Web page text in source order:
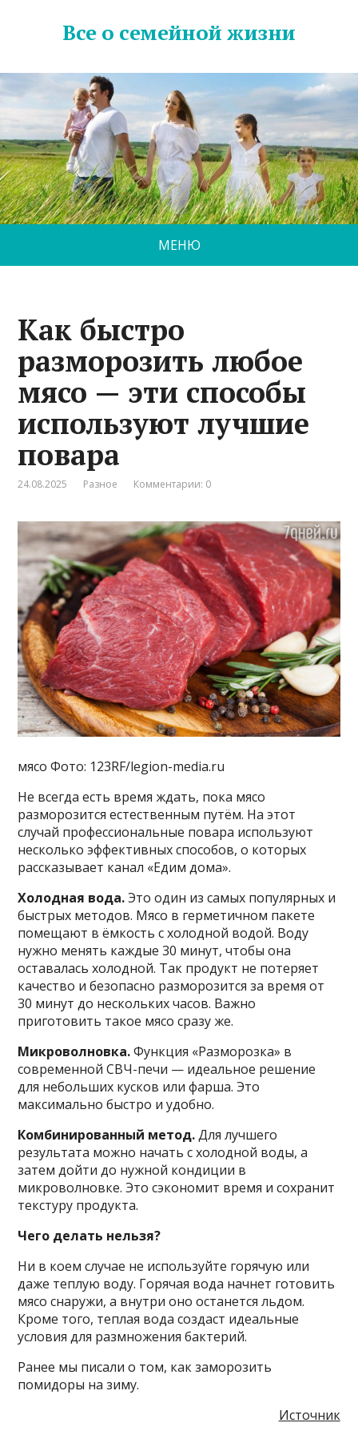
Все о семейной жизни
МЕНЮ
Как быстро
разморозить любое
мясо — эти способы
используют лучшие
повара
24.08.2025 Разное Комментарии: 0
мясо Фото: 123RF/legion-media.ru
Не всегда есть время ждать, пока мясо
разморозится естественным путём. На этот
случай профессиональные повара используют
несколько эффективных способов, о которых
рассказывает канал «Едим дома».
Холодная вода.Это один из самых популярных и
быстрых методов. Мясо в герметичном пакете
помещают в ёмкость с холодной водой. Воду
нужно менять каждые 30 минут, чтобы она
оставалась холодной. Так продукт не потеряет
качество и безопасно разморозится за время от
30 минут до нескольких часов. Важно
приготовить такое мясо сразу же.
Микроволновка.Функция «Разморозка» в
современной СВЧ-печи — идеальное решение
для небольших кусков или фарша. Это
максимально быстро и удобно.
Комбинированный метод.Для лучшего
результата можно начать с холодной воды, а
затем дойти до нужной кондиции в
микроволновке. Это сэкономит время и сохранит
текстуру продукта.
Чего делать нельзя?
Ни в коем случае не используйте горячую или
даже теплую воду. Горячая вода начнет готовить
мясо снаружи, а внутри оно останется льдом.
Кроме того, теплая вода создаст идеальные
условия для размножения бактерий.
Ранее мы писали о том, как заморозить
помидоры на зиму.
Источник